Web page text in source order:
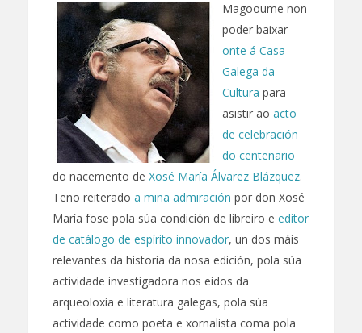
Magooume non
poder baixar
onte á Casa
Galega da
Cultura para
asistir ao acto
de celebración
do centenario
do nacemento de Xosé María Álvarez Blázquez.
Teño reiterado a miña admiración por don Xosé
María fose pola súa condición de libreiro e editor
de catálogo de espírito innovador, un dos máis
relevantes da historia da nosa edición, pola súa
actividade investigadora nos eidos da
arqueoloxía e literatura galegas, pola súa
actividade como poeta e xornalista coma pola